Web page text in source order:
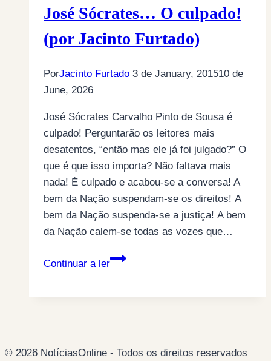
de
José Sócrates… O culpado!
(por Jacinto Furtado)
PorJacinto Furtado 3 de January, 201510 de
June, 2026
José Sócrates Carvalho Pinto de Sousa é
culpado! Perguntarão os leitores mais
desatentos, “então mas ele já foi julgado?” O
que é que isso importa? Não faltava mais
nada! É culpado e acabou-se a conversa! A
bem da Nação suspendam-se os direitos! A
bem da Nação suspenda-se a justiça! A bem
da Nação calem-se todas as vozes que…
Continuar a ler
José
Furtado)
© 2026 NotíciasOnline - Todos os direitos reservados